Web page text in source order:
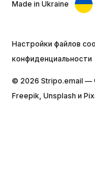
Made in Ukraine
Настройки файлов
конфиденциальности
© 2026 Stripо.email —
Freepik, Unsplash и